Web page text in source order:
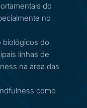
do
no
biológicos do
linhas de
na área das
como